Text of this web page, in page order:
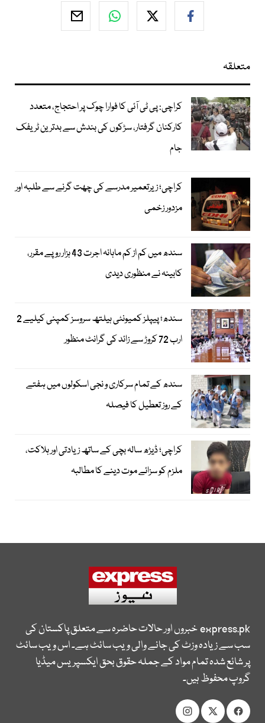
متعلقہ
کراچی: پی ٹی آئی کا فوارا چوک پر احتجاج، متعدد
کارکنان گرفتار، سڑکوں کی بندش سے بدترین ٹریفک
جام
کراچی؛ زیرتعمیر مدرسے کی چھت گرنے سے طلبہ اور
مزدور زخمی
سندھ میں کم از کم ماہانہ اجرت 43 ہزار روپے مقرر،
کابینہ نے منظوری دیدی
سندھ؛ پیپلز کمیونٹی ہیلتھ سروسز کمپنی کیلیے 2
ارب 72 کروڑ سے زائد کی گرانٹ منظور
سندھ کے تمام سرکاری و نجی اسکولوں میں ہفتے
کے روز تعطیل کا فیصلہ
کراچی؛ ڈیڑھ سالہ بچی کے ساتھ زیادتی اور ہلاکت،
ملزم کو سزائے موت دینے کا مطالبہ
express.pkخبروں اور حالات حاضرہ سے متعلق پاکستان کی
سب سے زیادہ وزٹ کی جانے والی ویب سائٹ ہے۔ اس ویب سائٹ
پر شائع شدہ تمام مواد کے جملہ حقوق بحق ایکسپریس میڈیا
گروپ محفوظ ہیں۔